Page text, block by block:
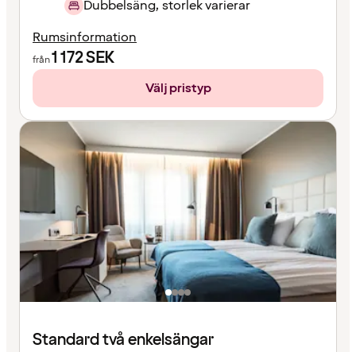
Dubbelsäng, storlek varierar
Rumsinformation
från1 172SEK
Välj pristyp
Standard två enkelsängar